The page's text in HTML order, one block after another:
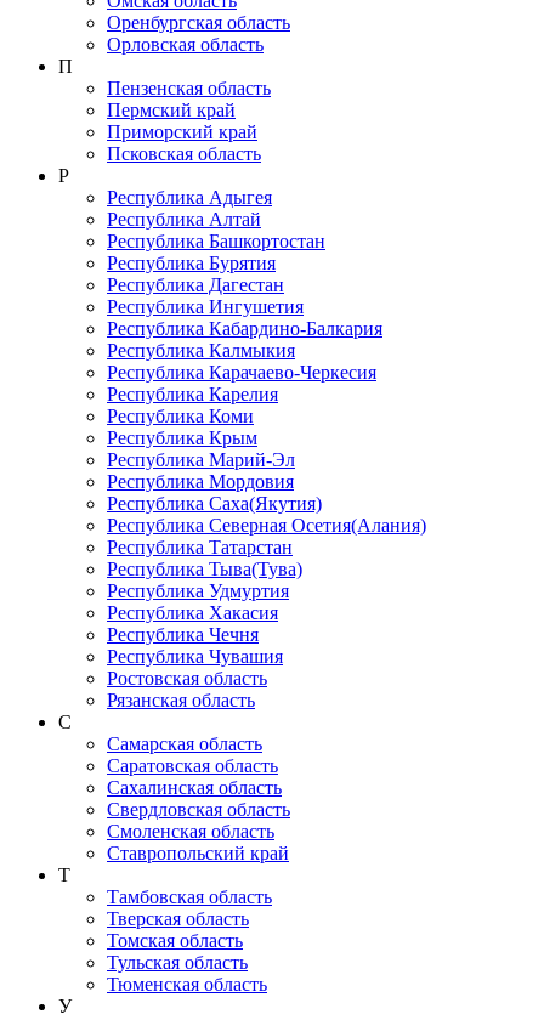
Оренбургская область
Орловская область
П
Пензенская область
Пермский край
Приморский край
Псковская область
Р
Республика Адыгея
Республика Алтай
Республика Башкортостан
Республика Бурятия
Республика Дагестан
Республика Ингушетия
Республика Кабардино-Балкария
Республика Калмыкия
Республика Карачаево-Черкеcия
Республика Карелия
Республика Коми
Республика Крым
Республика Марий-Эл
Республика Мордовия
Республика Саха(Якутия)
Республика Северная Осетия(Алания)
Республика Татарстан
Республика Тыва(Тува)
Республика Удмуртия
Республика Хакасия
Республика Чечня
Республика Чувашия
Ростовская область
Рязанская область
С
Самарская область
Саратовская область
Сахалинская область
Свердловская область
Смоленская область
Ставропольский край
Т
Тамбовская область
Тверская область
Томская область
Тульская область
Тюменская область
У